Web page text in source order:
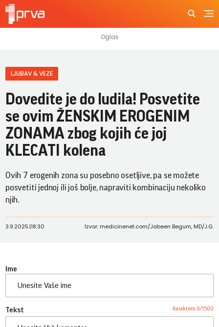
LJUBAV & VEZE
Dovedite je do ludila! Posvetite
se ovim ŽENSKIM EROGENIM
ZONAMA zbog kojih će joj
KLECATI kolena
Ovih 7 erogenih zona su posebno osetljive, pa se možete
posvetiti jednoj ili još bolje, napraviti kombinaciju nekoliko
njih.
3.9.2025.|18:30 Izvor: medicinenet.com/Jabeen Begum, MD/J.G.
Ime
Tekst Karaktera:0/1500